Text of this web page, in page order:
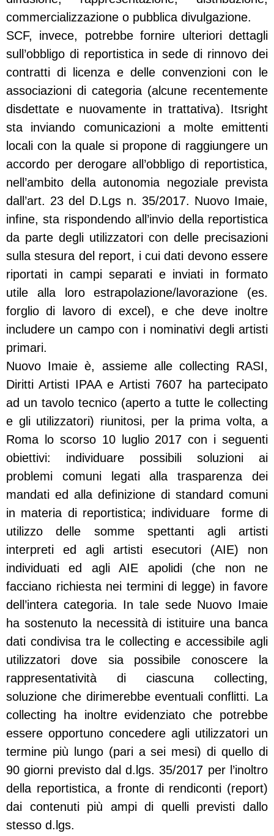
commercializzazione o pubblica divulgazione.
SCF, invece, potrebbe fornire ulteriori dettagli
sull’obbligo di reportistica in sede di rinnovo dei
contratti di licenza e delle convenzioni con le
associazioni di categoria (alcune recentemente
disdettate e nuovamente in trattativa). Itsright
sta inviando comunicazioni a molte emittenti
locali con la quale si propone di raggiungere un
accordo per derogare all’obbligo di reportistica,
nell’ambito della autonomia negoziale prevista
dall’art. 23 del D.Lgs n. 35/2017. Nuovo Imaie,
infine, sta rispondendo all’invio della reportistica
da parte degli utilizzatori con delle precisazioni
sulla stesura del report, i cui dati devono essere
riportati in campi separati e inviati in formato
utile alla loro estrapolazione/lavorazione (es.
forglio di lavoro di excel), e che deve inoltre
includere un campo con i nominativi degli artisti
primari.
Nuovo Imaie è, assieme alle collecting RASI,
Diritti Artisti IPAA e Artisti 7607 ha partecipato
ad un tavolo tecnico (aperto a tutte le collecting
e gli utilizzatori) riunitosi, per la prima volta, a
Roma lo scorso 10 luglio 2017 con i seguenti
obiettivi: individuare possibili soluzioni ai
problemi comuni legati alla trasparenza dei
mandati ed alla definizione di standard comuni
in materia di reportistica; individuare forme di
utilizzo delle somme spettanti agli artisti
interpreti ed agli artisti esecutori (AIE) non
individuati ed agli AIE apolidi (che non ne
facciano richiesta nei termini di legge) in favore
dell’intera categoria. In tale sede Nuovo Imaie
ha sostenuto la necessità di istituire una banca
dati condivisa tra le collecting e accessibile agli
utilizzatori dove sia possibile conoscere la
rappresentatività di ciascuna collecting,
soluzione che dirimerebbe eventuali conflitti. La
collecting ha inoltre evidenziato che potrebbe
essere opportuno concedere agli utilizzatori un
termine più lungo (pari a sei mesi) di quello di
90 giorni previsto dal d.lgs. 35/2017 per l’inoltro
della reportistica, a fronte di rendiconti (report)
dai contenuti più ampi di quelli previsti dallo
stesso d.lgs.